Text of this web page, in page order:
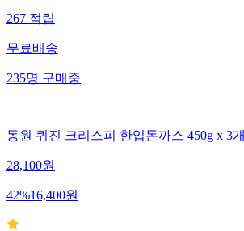
267 적립
무료배송
235명 구매중
동원 퀴진 크리스피 한입돈까스 450g x 3개
28,100원
42%16,400원